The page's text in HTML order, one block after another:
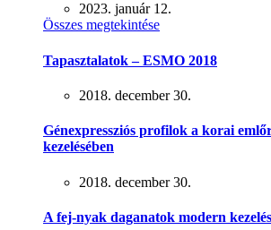
2023. január 12.
Összes megtekintése
Tapasztalatok – ESMO 2018
2018. december 30.
Génexpressziós profilok a korai
kezelésében
2018. december 30.
A fej-nyak daganatok modern